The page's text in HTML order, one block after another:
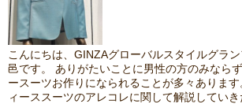
こんにちは、GINZAグローバルスタイルグラ
邑です。 ありがたいことに男性の方のみなら
ースーツお作りになられることが多々ありま
ィーススーツのアレコレに関して解説していき